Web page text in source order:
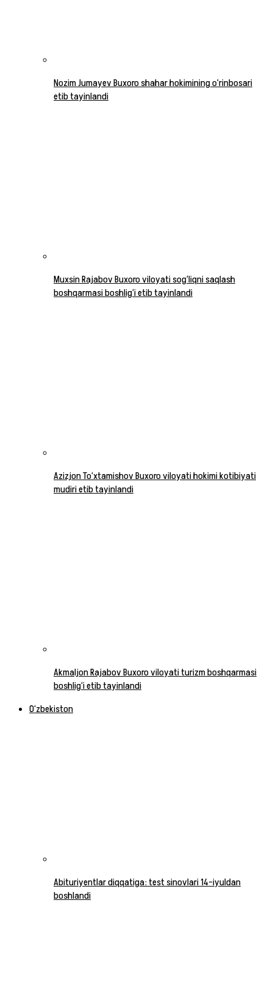
Nozim Jumayev Buxoro shahar hokimining o‘rinbosari
etib tayinlandi
Muxsin Rajabov Buxoro viloyati sog‘liqni saqlash
boshqarmasi boshlig‘i etib tayinlandi
Azizjon To‘xtamishov Buxoro viloyati hokimi kotibiyati
mudiri etib tayinlandi
Akmaljon Rajabov Buxoro viloyati turizm boshqarmasi
boshlig‘i etib tayinlandi
O‘zbekiston
Abituriyentlar diqqatiga: test sinovlari 14-iyuldan
boshlandi